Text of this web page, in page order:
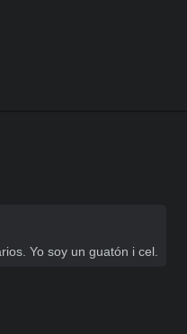
Yo soy un guatón i cel.